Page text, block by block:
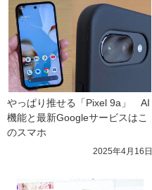
やっぱり推せる「Pixel 9a」　AI
機能と最新Googleサービスはこ
のスマホ
2025年4月16日